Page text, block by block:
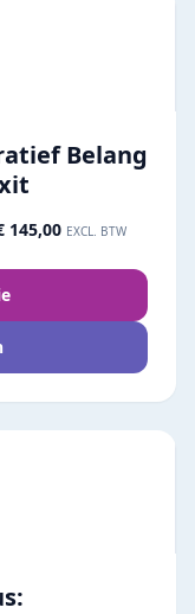
Belang
145,00 EXCL. BTW